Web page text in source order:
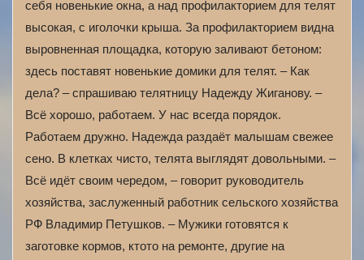
себя новенькие окна, а над профилакторием для телят
высокая, с иголочки крыша. За профилакторием видна
выровненная площадка, которую заливают бетоном:
здесь поставят новенькие домики для телят. – Как
дела? – спрашиваю телятницу Надежду Жиганову. –
Всё хорошо, работаем. У нас всегда порядок.
Работаем дружно. Надежда раздаёт малышам свежее
сено. В клетках чисто, телята выглядят довольными. –
Всё идёт своим чередом, – говорит руководитель
хозяйства, заслуженный работник сельского хозяйства
РФ Владимир Петушков. – Мужики готовятся к
заготовке кормов, ктото на ремонте, другие на